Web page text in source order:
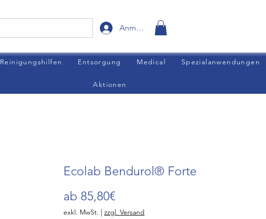
Anmelden
Reinigungshilfen Entsorgung Medical Spezialanwendungen
Aktionen
Ecolab Bendurol® Forte
ab 85,80€
Preis
exkl. MwSt. | zzgl. Versand